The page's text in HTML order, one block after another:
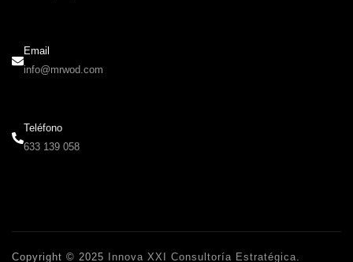
Email
info@mrwod.com
Teléfono
633 139 058
Copyright © 2025 Innova XXI Consultoría Estratégica.